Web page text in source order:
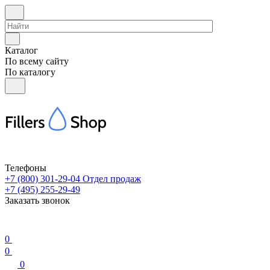
Каталог
По всему сайту
По каталогу
Телефоны
+7 (800) 301-29-04 Отдел продаж
+7 (495) 255-29-49
Заказать звонок
0
0
0